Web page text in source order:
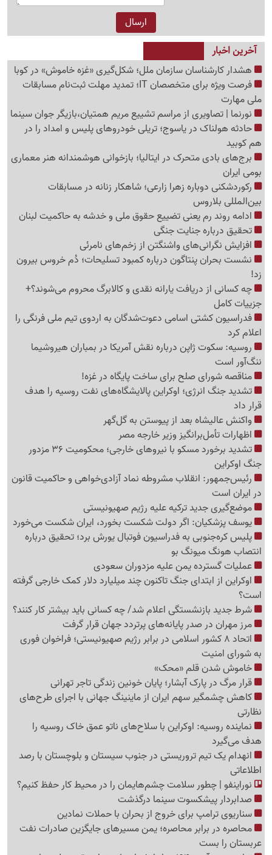
آخرین اخبار
هشدار کارشناسان سازمان ملل؛ شکل‌گیری «غزه‌ خاموش» در کوبا
فرصت ویژه برای متخصصان IT؛ تمدید مهلت ثبت‌نام مسابقات
ملی مهارت
نورنما | تصاویری از مراسم تشییع مریم همتیان،بازیگر جوان سینما
حادثه هولناک در یاسوج؛ تریلی خودروهای پلیس و امداد را در
هم کوبید
برج‌های بادی متحرک در ایتالیا؛ بازخوانی هوشمندانه هنر معماری
بومی ایران
رکوردشکنی دوباره زهرا زارعی؛ شاهکار زنانه در مسابقات
بین‌المللی بلاروس
ادامه روند رم یعنی تضییع حقوق ملی و خدشه به حاکمیت لبنان
تحقیق درباره جنایت جنگی
افزایش نگرانی‌های واشنگتن از زخم‌های نامرئی
نشست بحران پنتاگون درباره کمبود تسلیحات؛ دُم خروس بیرون
زد!
چه کسانی از دریافت یارانه نقدی و کالابرگ محروم می‌شوند؟+
جزییات کامل
فدراسیون کشتی اسامی دعوت‌شدگان به اردوی تیم ملی فرنگی را
اعلام کرد
روسیه: سکوت ژاپن درباره نقش آمریکا در بمباران هیروشیما
ننگ‌آور است
مناقصه شورای صلح برای ساخت پایگاه در غزه!
تشدید جنگ انرژی؛ اوکراین پالایشگاه‌های نفت روسیه را هدف
قرار داد
واکنش عالیشاه بعد از پیوستن به گل‌گهر
اظهارات تأمل‌برانگیز وزیر خارجه مصر
تشدید برخورد مسکو با نیروهای خارجی؛ محکومیت 36 مزدور
جنگ اوکراین
رئیس‌جمهور: انقلاب مشروطه نماد آزادی‌خواهی و حاکمیت قانون
در ایران است
موضع‌گیری جدید ترکیه علیه رژیم صهیونیستی
یوسف پزشکیان: اگر دولت شکست بخورد، ایران شکست می‌خورد
پلیس کره‌جنوبی به فدراسیون فوتبال یورش برد؛ تحقیق درباره
انتصاب هونگ میونگ بو
عملیات گسترده یمن علیه مزدوران سعودی
اوکراین از ابتدای جنگ تاکنون چند میلیارد دلار کمک خارجی گرفته
است؟
شرط جدید بازنشستگی اعلام شد/ چه کسانی باید بیشتر کار کنند؟
مرز مهران در صدر پایانه‌های پرتردد جهان قرار گرفت
اتحاد 8 کشور اسلامی در برابر رژیم صهیونیستی؛ فراخوان فوری
به شورای امنیت
خاموش شدن قلم «محک»
قرار مرگ در پارک آبشار؛ پایان خونین زندگی تاجر تهرانی
کاهش چشمگیر سهم ایران از ماینینگ جهانی با اجرای طرح‌های
نظارتی
نماینده روسیه: اوکراین با سلاح‌های ناتو عمق خاک روسیه را
هدف می‌گیرد
انهدام یک تیم تروریستی در جنوب سیستان و بلوچستان با رصد
اطلاعاتی
نوراینفو | چطور سلامت چشم‌هایمان را در محیط کار حفظ کنیم؟
صدابردار پیشکسوت سینما درگذشت
سناریوی ترامپ برای خروج از بحران با حملات نمادین
محاصره در برابر محاصره؛ یمن مسیرهای جایگزین صادرات نفت
عربستان را بست